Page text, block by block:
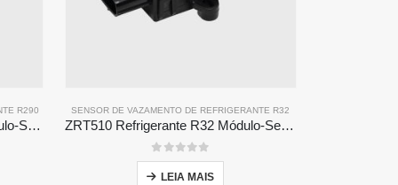
R290
ZRT510 Refrigerante R290 Módulo-Sensor de refrigerante ndir de alto desempenho
SENSOR DE VAZAMENTO DE REFRIGERANTE R32
ZRT510 Refrigerante R32 Módulo-Sensor de refrigerante ndir de alto desempenho
0fora de 5
LEIA MAIS